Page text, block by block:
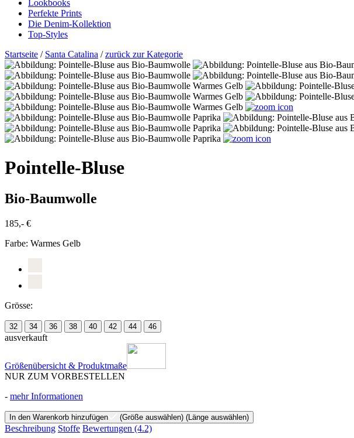
Lookbooks
Perfekte Prints
Die Denim-Kollektion
Top-Styles
Startseite / Santa Catalina /zurück zur Kategorie
Pointelle-Bluse
Bio-Baumwolle
185,- €
Farbe: Warmes Gelb
Grösse:
32 34 36 38 40 42 44 46
ausverkauft
Größenübersicht & Produktmaße
NUR ZUM VORBESTELLEN
- mehr Informationen
In den Warenkorb hinzufügen (Größe auswählen) (Länge auswählen)
Beschreibung Stoffe Bewertungen (4.2)